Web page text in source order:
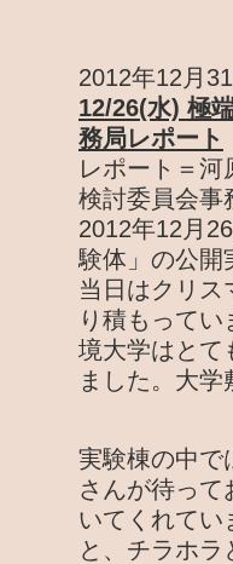
2012年12月31
12/26(水) 極
務局レポート
レポート＝
検討委員会事
2012年12月
験体」の公開
当日はクリス
り積もって
境大学はとて
ました。大
実験棟の中で
さんが待って
いてくれてい
と、チラホ